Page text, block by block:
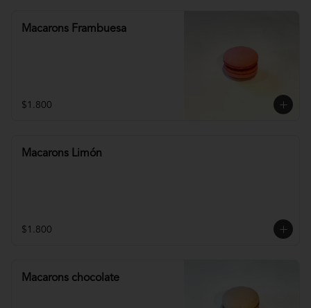
Macarons Frambuesa
$1.800
Macarons Limón
$1.800
Macarons chocolate